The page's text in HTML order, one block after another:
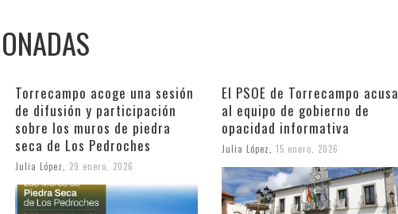
Torrecampo acoge una sesión
de difusión y participación
sobre los muros de piedra
seca de Los Pedroches
Julia López, 29 enero, 2026
El PSOE de Torrecampo acusa
al equipo de gobierno de
opacidad informativa
Julia López, 15 enero, 2026